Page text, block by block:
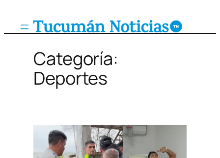
Categoría:
Deportes